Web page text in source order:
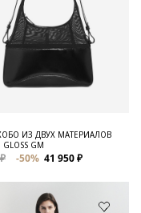
ИЗ ДВУХ МАТЕРИАЛОВ
GM
-50% 41 950 ₽